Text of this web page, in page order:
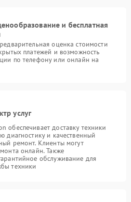
и бесплатная
оценка стоимости
платежей и возможность
по телефону или онлайн на
услуг
обеспечивает доставку техники
диагностику и качественный
ремонт. Клиенты могут
онлайн. Также
обслуживание для
техники